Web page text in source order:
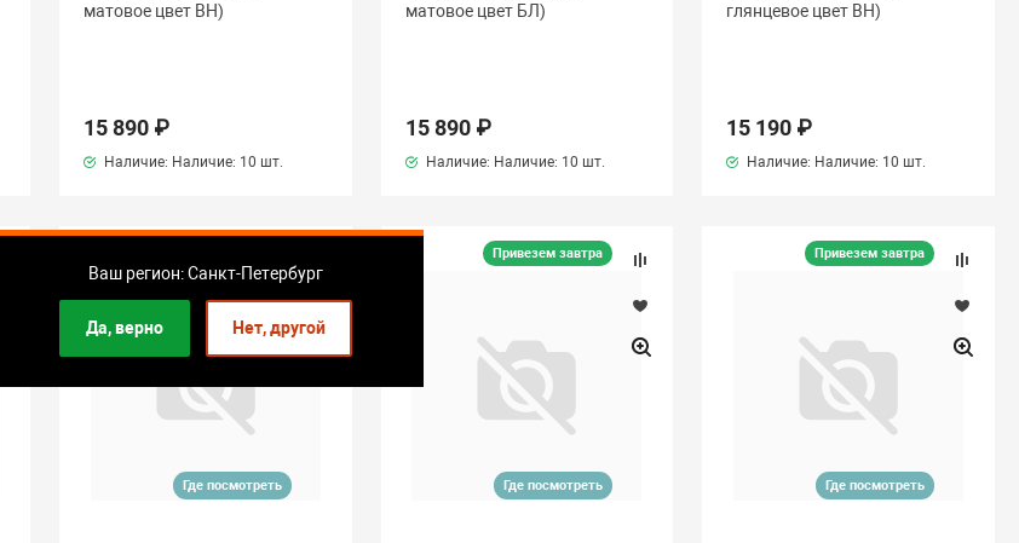
Ваш регион: Санкт-Петербург
Да, верно Нет, другой
матовое цвет ВН)
15 890 ₽
Наличие: Наличие: 10 шт.
матовое цвет БЛ)
15 890 ₽
Наличие: Наличие: 10 шт.
глянцевое цвет ВН)
15 190 ₽
Наличие: Наличие: 10 шт.
Где посмотреть
Привезем завтра
Где посмотреть
Привезем завтра
Где посмотреть